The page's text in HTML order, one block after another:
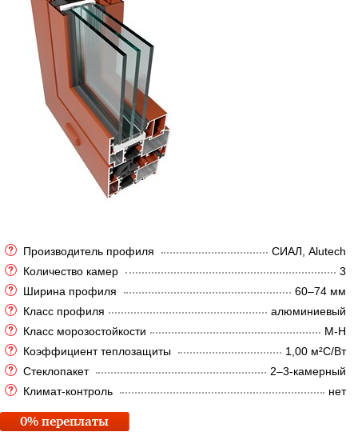
Производитель профиля
СИАЛ, Alutech
Количество камер
3
Ширина профиля
60–74 мм
Класс профиля
алюминиевый
Класс морозостойкости
М-Н
Коэффициент теплозащиты
1,00 м²C/Вт
Стеклопакет
2–3-камерный
Климат-контроль
нет
0% переплаты